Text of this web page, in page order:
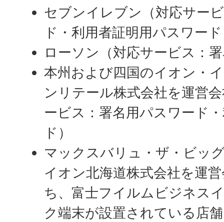
セブンイレブン（対応サー
ド・利用者証明用パスワー
ローソン（対応サービス：
本州および四国のイオン・
ンリテール株式会社を運営
ービス：署名用パスワード
ド）
マックスバリュ・ザ・ビッ
イオン北海道株式会社を運
ち、富士フイルムビジネス
ク端末が設置されている店